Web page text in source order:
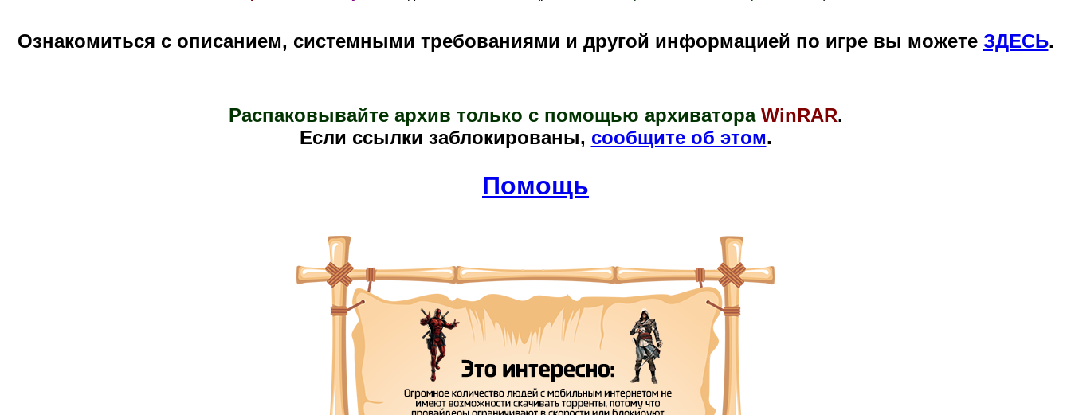
Ознакомиться с описанием, системными требованиями и другой информацией по игре вы можете ЗДЕСЬ.
Распаковывайте архив только с помощью архиватора WinRAR.
Если ссылки заблокированы, сообщите об этом.
Помощь